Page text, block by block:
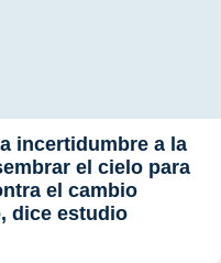
incertidumbre a la
el cielo para
el cambio
dice estudio